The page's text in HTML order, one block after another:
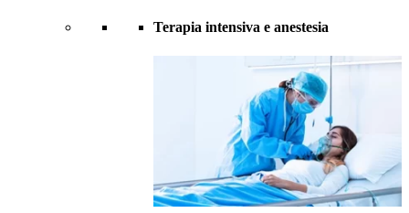
Terapia intensiva e anestesia